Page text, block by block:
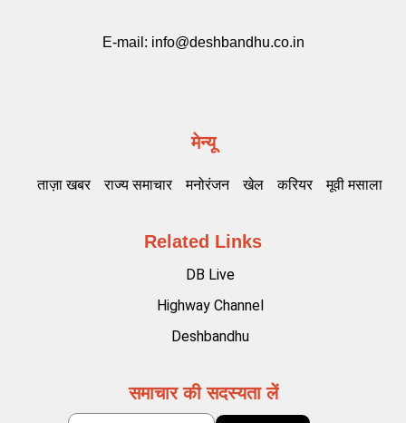
E-mail: info@deshbandhu.co.in
मेन्यू
ताज़ा खबर राज्य समाचार मनोरंजन खेल करियर मूवी मसाला
Related Links
DB Live
Highway Channel
Deshbandhu
समाचार की सदस्यता लें